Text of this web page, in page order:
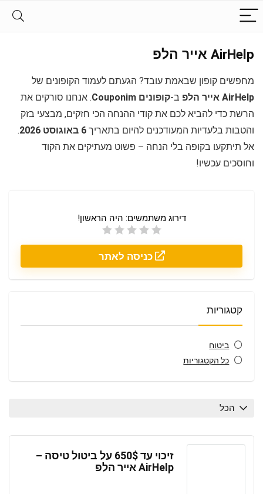
AirHelp אייר הלפ
מחפשים קופון שבאמת עובד? הגעתם לעמוד הקופונים של
AirHelp אייר הלפ
ב-קופונים Couponim
. אנחנו סורקים את
הרשת כדי להביא לכם את קודי ההנחה הכי חזקים, מבצעי בזק
והטבות בלעדיות המעודכנים להיום בתאריך 6 באוגוסט 2026
.
אל תיתקעו בקופה בלי הנחה – פשוט מעתיקים את הקוד
וחוסכים עכשיו!
דירוג משתמשים: היה הראשון!
כניסה לאתר
קטגוריות
ביטוח
כל הקטגוריות
הכל
זיכוי עד 650$ על ביטול טיסה –
AirHelp אייר הלפ